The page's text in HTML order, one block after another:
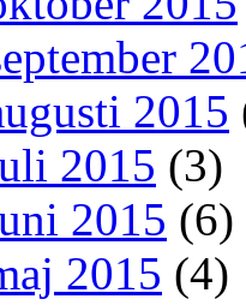
2015
2015 (3)
2015 (6)
2015 (4)